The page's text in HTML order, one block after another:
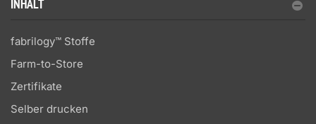
INHALT
fabrilogy™ Stoffe
Farm-to-Store
Zertifikate
Selber drucken